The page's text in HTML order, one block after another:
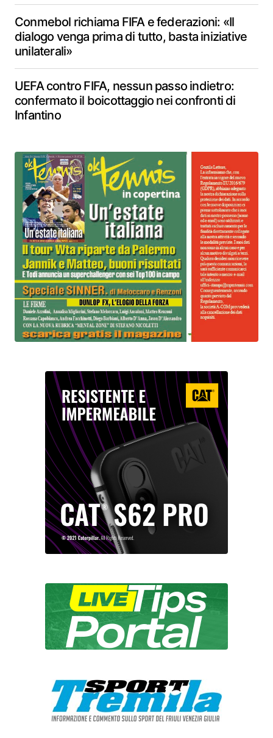
Conmebol richiama FIFA e federazioni: «Il
dialogo venga prima di tutto, basta iniziative
unilaterali»
UEFA contro FIFA, nessun passo indietro:
confermato il boicottaggio nei confronti di
Infantino